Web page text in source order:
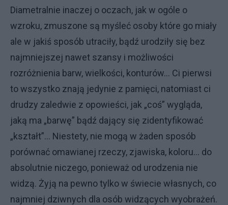
Diametralnie inaczej o oczach, jak w ogóle o
wzroku, zmuszone są myśleć osoby które go miały
ale w jakiś sposób utraciły, bądź urodziły się bez
najmniejszej nawet szansy i możliwości
rozróżnienia barw, wielkości, konturów… Ci pierwsi
to wszystko znają jedynie z pamięci, natomiast ci
drudzy zaledwie z opowieści, jak „coś” wygląda,
jaką ma „barwę” bądź dający się zidentyfikować
„kształt”... Niestety, nie mogą w żaden sposób
porównać omawianej rzeczy, zjawiska, koloru… do
absolutnie niczego, ponieważ od urodzenia nie
widzą. Żyją na pewno tylko w świecie własnych, co
najmniej dziwnych dla osób widzących wyobrażeń.